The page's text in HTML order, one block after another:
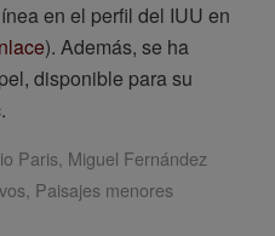
en el perfil del IUU en
). Además, se ha
disponible para su
Paris, Miguel Fernández
, Paisajes menores